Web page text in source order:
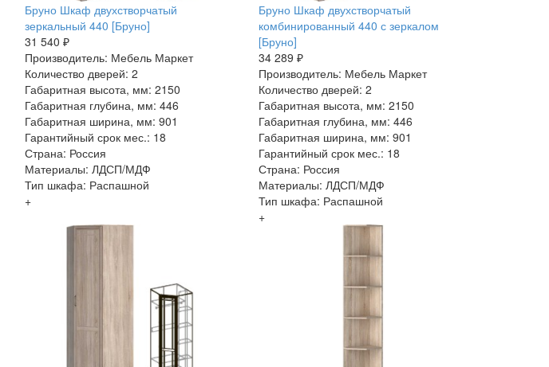
Бруно Шкаф двухстворчатый
зеркальный 440 [Бруно]
31 540 ₽
Производитель: Мебель Маркет
Количество дверей: 2
Габаритная высота, мм: 2150
Габаритная глубина, мм: 446
Габаритная ширина, мм: 901
Гарантийный срок мес.: 18
Страна: Россия
Материалы: ЛДСП/МДФ
Тип шкафа: Распашной
+
Бруно Шкаф двухстворчатый
комбинированный 440 с зеркалом
[Бруно]
34 289 ₽
Производитель: Мебель Маркет
Количество дверей: 2
Габаритная высота, мм: 2150
Габаритная глубина, мм: 446
Габаритная ширина, мм: 901
Гарантийный срок мес.: 18
Страна: Россия
Материалы: ЛДСП/МДФ
Тип шкафа: Распашной
+